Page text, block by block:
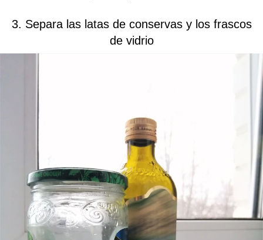
3. Separa las latas de conservas y los frascos
de vidrio